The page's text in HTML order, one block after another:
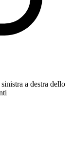
a destra dello